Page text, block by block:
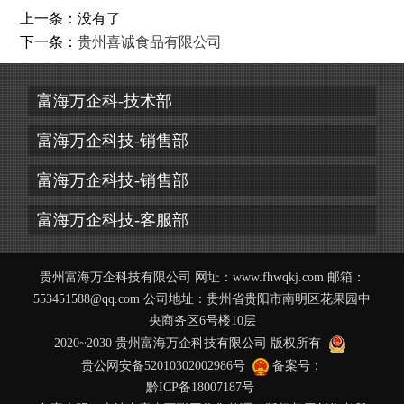
上一条：没有了
下一条：贵州喜诚食品有限公司
富海万企科-技术部
富海万企科技-销售部
富海万企科技-销售部
富海万企科技-客服部
贵州富海万企科技有限公司 网址： www.fhwqkj.com 邮箱：
553451588@qq.com 公司地址：贵州省贵阳市南明区花果园中
央商务区6号楼10层
2020~2030 贵州富海万企科技有限公司 版权所有
贵公网安备52010302002986号
备案号：
黔ICP备18007187号